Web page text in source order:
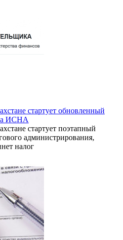
стартует обновленный
ИСНА
стартует поэтапный
администрирования,
налог